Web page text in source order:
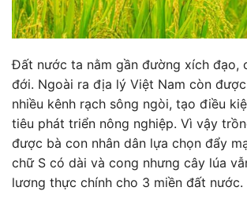
Đất nước ta nằm gần đường xích đạo,
đới. Ngoài ra địa lý Việt Nam còn
nhiều kênh rạch sông ngòi, tạo điều
tiêu phát triển nông nghiệp. Vì vậy
được bà con nhân dân lựa chọn đẩy
chữ S có dài và cong nhưng cây lúa
lương thực chính cho 3 miền đất nước.